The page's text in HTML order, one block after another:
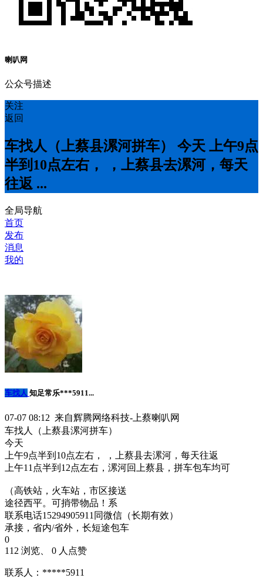
喇叭网
公众号描述
关注
返回
车找人（上蔡县漯河拼车） 今天 上午9点
半到10点左右， ，上蔡县去漯河，每天
往返 ...
全局导航
首页
发布
消息
我的
车找人 知足常乐***5911...
07-07 08:12 来自辉腾网络科技-上蔡喇叭网
车找人（上蔡县漯河拼车）
今天
上午9点半到10点左右， ，上蔡县去漯河，每天往返
上午11点半到12点左右，漯河回上蔡县，拼车包车均可
（高铁站，火车站，市区接送
途径西平。可捎带物品！系
联系电话15294905911同微信（长期有效）
承接，省内/省外，长短途包车
0
112 浏览、 0 人点赞
联系人：*****5911